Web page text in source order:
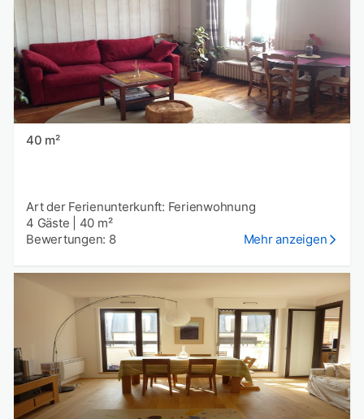
40 m²
Art der Ferienunterkunft: Ferienwohnung
4 Gäste
40 m²
Bewertungen: 8
Mehr anzeigen